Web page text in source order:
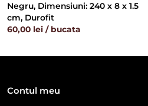
Negru, Dimensiuni: 240 x 8 x 1.5
cm, Durofit
60,00 lei / bucata
Contul meu